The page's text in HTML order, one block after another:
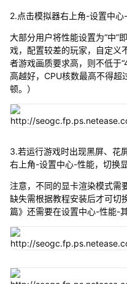
2.点击模拟器右上角-设置中心
大部分用户将性能设置为“中”
戏，配置较差的玩家，自定义
者游戏画质要求高，则不低于
高越好，CPU核数最高不得超
顿。）
3.若运行游戏时出现黑屏、花
右上角-设置中心-性能，切换
注意，不同的显卡渲染模式
缺失需根据教程安装后才可切
篇》还需要在设置中心-性能-